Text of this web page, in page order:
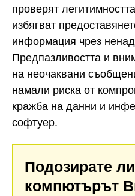
проверят
избягват
информация чрез
Предпазливостта и
на неочаквани
намали риска от
кражба на данни и
софтуер.
Подозирате
компютърът